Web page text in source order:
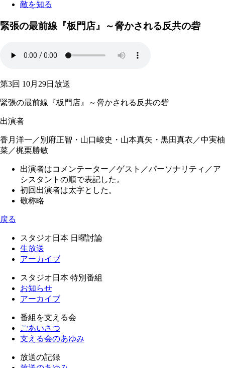
敵を知る
緊張の最前線『板門店』～脅かされる反共の砦
第3回 10月29日放送
緊張の最前線『板門店』～脅かされる反共の砦
出演者
香月洋一／別府正智・山口峻史・山本真矢・ 黒田真衣 ／中実柚
菜／梶栗勝敏
出演者はコメンテーター／ゲスト／パーソナリティ／ア
シスタントの順で表記した。
初回出演者は太字とした。
敬称略
戻る
スタジオ日本 日曜討論
生放送
アーカイブ
スタジオ日本 特別番組
お知らせ
アーカイブ
番組を支える会
ごあいさつ
支える会のあゆみ
放送の記録